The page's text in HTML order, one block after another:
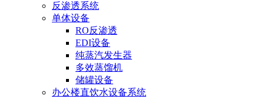
反渗透系统
单体设备
RO反渗透
EDI设备
纯蒸汽发生器
多效蒸馏机
储罐设备
办公楼直饮水设备系统